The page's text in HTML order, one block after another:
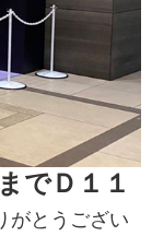
でＤ１１
がとうござい